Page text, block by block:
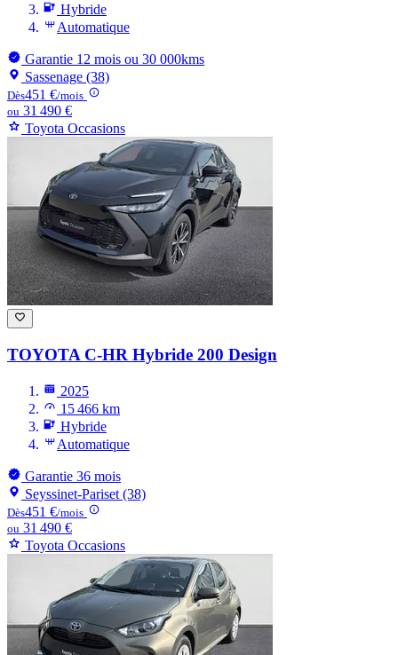
Hybride
Automatique
Garantie 12 mois ou 30 000kms
Sassenage (38)
Dès451 €/mois
ou 31 490 €
Toyota Occasions
TOYOTA C-HR Hybride 200 Design
2025
15 466 km
Hybride
Automatique
Garantie 36 mois
Seyssinet-Pariset (38)
Dès451 €/mois
ou 31 490 €
Toyota Occasions